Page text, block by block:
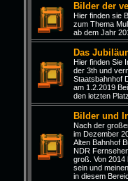
Bilder der
Hier finden sie
zum Thema
ab dem Jahr
Das
Hier finden Sie
der 3th und
Staatsbahnhof
am 1.2.2019
den letzten
Bilder und
Nach der
im Dezember
Alten Bahnhof
NDR
groß. Von 2014
sein und
in diesem